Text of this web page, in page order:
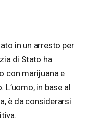
in un arresto per
di Stato ha
con marijuana e
L’uomo, in base al
è da considerarsi